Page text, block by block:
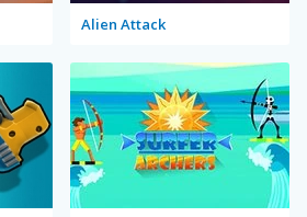
Alien Attack